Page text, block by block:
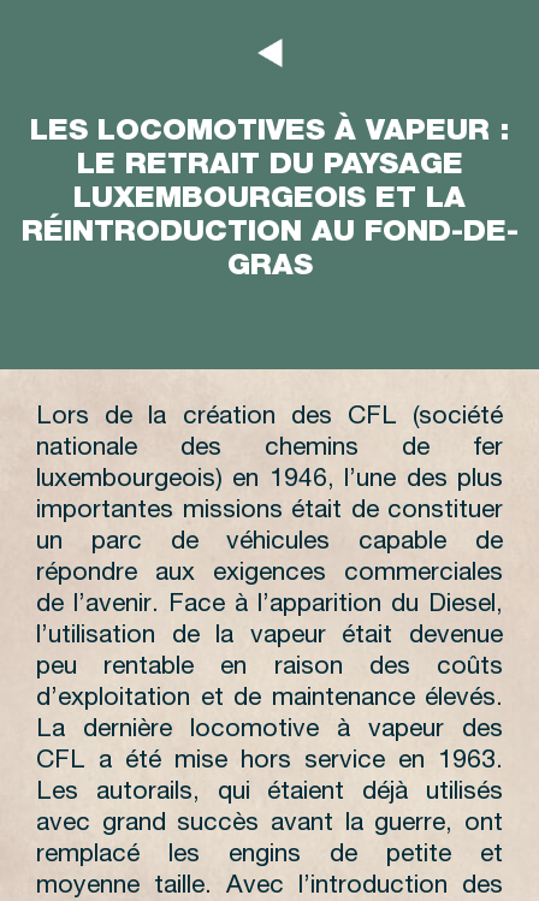
LES LOCOMOTIVES À VAPEUR :
LE RETRAIT DU PAYSAGE
LUXEMBOURGEOIS ET LA
RÉINTRODUCTION AU FOND-DE-
GRAS
Lors de la création des CFL (société
nationale des chemins de fer
luxembourgeois) en 1946, l’une des plus
importantes missions était de constituer
un parc de véhicules capable de
répondre aux exigences commerciales
de l’avenir. Face à l’apparition du Diesel,
l’utilisation de la vapeur était devenue
peu rentable en raison des coûts
d’exploitation et de maintenance élevés.
La dernière locomotive à vapeur des
CFL a été mise hors service en 1963.
Les autorails, qui étaient déjà utilisés
avec grand succès avant la guerre, ont
remplacé les engins de petite et
moyenne taille. Avec l’introduction des